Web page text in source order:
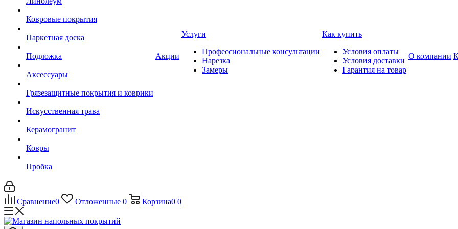
Ковровые покрытия
Паркетная доска
Подложка
Аксессуары
Грязезащитные покрытия и коврики
Искусственная трава
Керамогранит
Ковры
Пробка
Акции
Услуги
Профессиональные консультации
Нарезка
Замеры
Как купить
Условия оплаты
Условия доставки
Гарантия на товар
О компании
Сравнение0 Отложенные 0 Корзина0 0